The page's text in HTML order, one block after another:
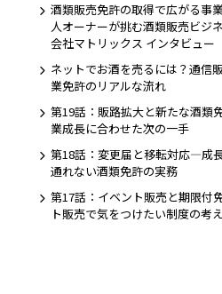
酒類販売免許の取得で広がる事
人オーナーが挑む酒類販売ビジ
会社マトリックス インタビュー
ネットでお酒を売るには？通信
業免許のリアルな流れ
第19話：販路拡大と新たな酒類
業成長に合わせた次の一手
第18話：変更届と移転対応―成
通れない酒類免許の実務
第17話：イベント販売と期限付
ト販売で気をつけたい制度の考